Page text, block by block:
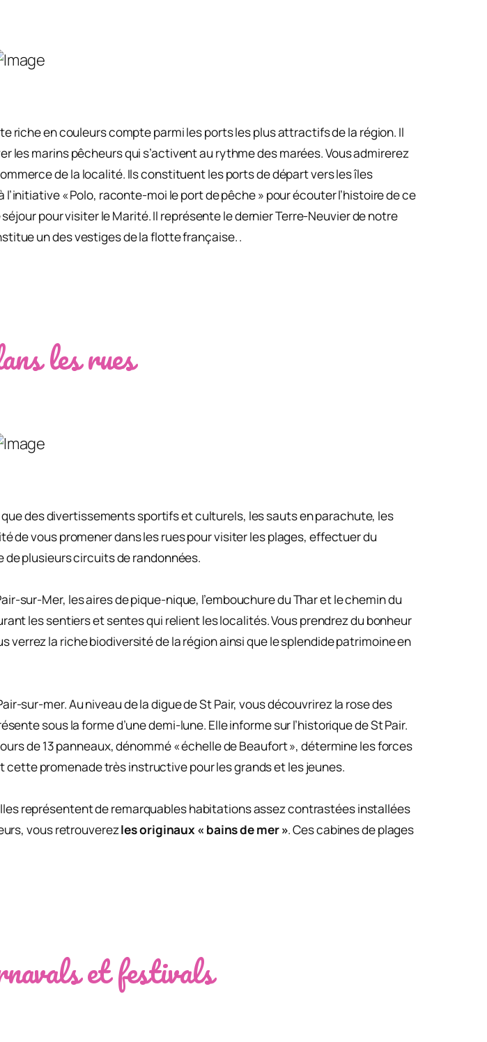
riche en couleurs compte parmi les ports les plus attractifs de la région. Il
marins pêcheurs qui s’activent au rythme des marées. Vous admirerez
de la localité. Ils constituent les ports de départ vers les îles
« Polo, raconte-moi le port de pêche » pour écouter l’histoire de ce
pour visiter le Marité. Il représente le dernier Terre-Neuvier de notre
un des vestiges de la flotte française. .
les rues
des divertissements sportifs et culturels, les sauts en parachute, les
de vous promener dans les rues pour visiter les plages, effectuer du
de plusieurs circuits de randonnées.
sur-Mer, les aires de pique-nique, l’embouchure du Thar et le chemin du
les sentiers et sentes qui relient les localités. Vous prendrez du bonheur
la riche biodiversité de la région ainsi que le splendide patrimoine en
sur-mer. Au niveau de la digue de St Pair, vous découvrirez la rose des
sous la forme d’une demi-lune. Elle informe sur l’historique de St Pair.
de 13 panneaux, dénommé « échelle de Beaufort », détermine les forces
promenade très instructive pour les grands et les jeunes.
représentent de remarquables habitations assez contrastées installées
vous retrouverezles originaux « bains de mer ». Ces cabines de plages
et festivals